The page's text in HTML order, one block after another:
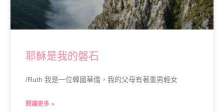
耶穌是我的磐石
/Ruth 我是一位韓國華僑，我的父母有著重男輕女
閱讀更多 »